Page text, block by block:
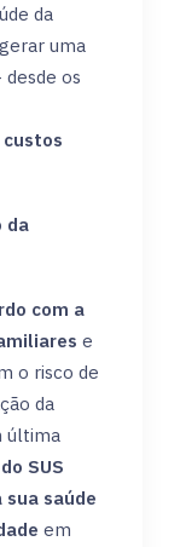
da
uma
os
da
com a
e
o risco de
da
última
SUS
saúde
em